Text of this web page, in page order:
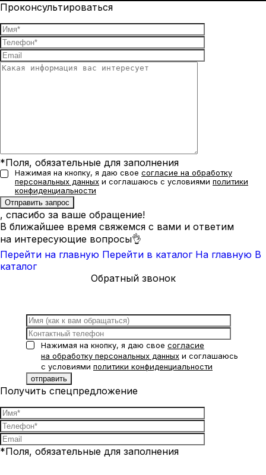
Проконсультироваться
*Поля, обязательные для заполнения
Нажимая на кнопку, я даю свое согласие на обработку
персональных данных и соглашаюсь с условиями политики
конфиденциальности
, спасибо за ваше обращение!
В ближайшее время свяжемся с вами и ответим
на интересующие вопросы👌
Перейти на главную Перейти в каталог На главную В
каталог
Обратный звонок
Нажимая на кнопку, я даю свое согласие
на обработку персональных данных и соглашаюсь
с условиями политики конфиденциальности
Получить спецпредложение
*Поля, обязательные для заполнения